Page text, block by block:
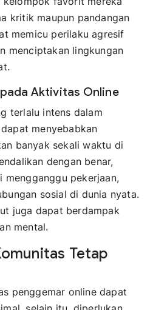
kritik maupun pandangan
memicu perilaku agresif
menciptakan lingkungan
Aktivitas Online
terlalu intens dalam
menyebabkan
banyak sekali waktu di
dengan benar,
mengganggu pekerjaan,
sosial di dunia nyata.
juga dapat berdampak
mental.
Tetap
penggemar online dapat